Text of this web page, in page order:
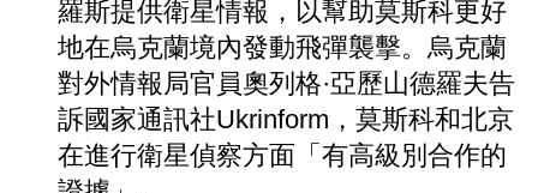
羅斯提供衛星情報，以幫助莫斯科更好
地在烏克蘭境內發動飛彈襲擊。烏克蘭
對外情報局官員奧列格·亞歷山德羅夫告
訴國家通訊社Ukrinform，莫斯科和北京
在進行衛星偵察方面「有高級別合作的